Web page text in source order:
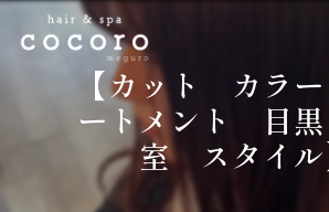
【カット カラ
ートメント 目
室 スタイル